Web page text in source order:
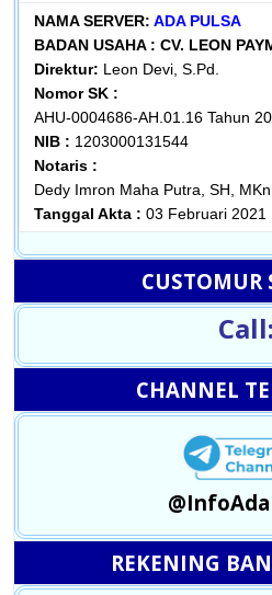
NAMA SERVER: ADA PULSA
BADAN USAHA : CV. LEON
Direktur: Leon Devi, S.Pd.
Nomor SK :
AHU-0004686-AH.01.16 Tahun
NIB : 1203000131544
Notaris :
Dedy Imron Maha Putra, SH, MKn.
Tanggal Akta : 03 Februari 2021
CUSTOMUR
Call:
CHANNEL
REKENING